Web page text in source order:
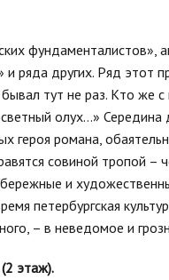
фундаменталистов»,
ряда других. Ряд этот
тут не раз. Кто же
олух…»
героя романа,
совиной тропой –
и
петербургская
– в неведомое и
(2 этаж).